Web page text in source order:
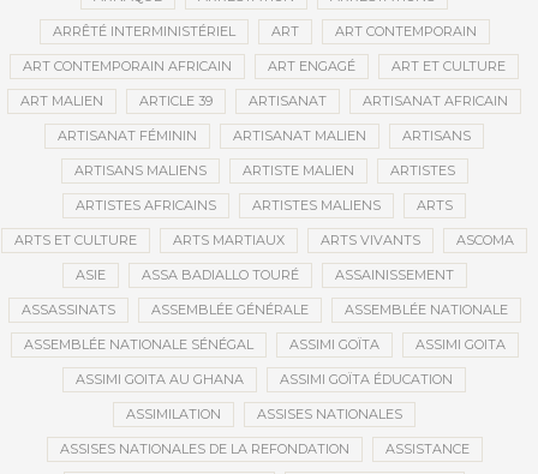
ARRÊTÉ INTERMINISTÉRIEL ART ART CONTEMPORAIN
ART CONTEMPORAIN AFRICAIN ART ENGAGÉ ART ET CULTURE
ART MALIEN ARTICLE 39 ARTISANAT ARTISANAT AFRICAIN
ARTISANAT FÉMININ ARTISANAT MALIEN ARTISANS
ARTISANS MALIENS ARTISTE MALIEN ARTISTES
ARTISTES AFRICAINS ARTISTES MALIENS ARTS
ARTS ET CULTURE ARTS MARTIAUX ARTS VIVANTS ASCOMA
ASIE ASSA BADIALLO TOURÉ ASSAINISSEMENT
ASSASSINATS ASSEMBLÉE GÉNÉRALE ASSEMBLÉE NATIONALE
ASSEMBLÉE NATIONALE SÉNÉGAL ASSIMI GOÏTA ASSIMI GOITA
ASSIMI GOITA AU GHANA ASSIMI GOÏTA ÉDUCATION
ASSIMILATION ASSISES NATIONALES
ASSISES NATIONALES DE LA REFONDATION ASSISTANCE